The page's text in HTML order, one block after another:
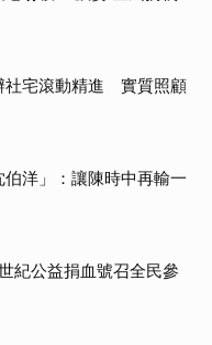
社宅滾動精進 實質照顧
洋」：讓陳時中再輸一
紀公益捐血號召全民參